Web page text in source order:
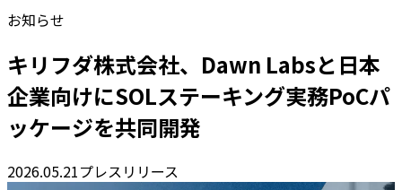
お知らせ
キリフダ株式会社、Dawn Labsと日本
企業向けにSOLステーキング実務PoCパ
ッケージを共同開発
2026.05.21プレスリリース